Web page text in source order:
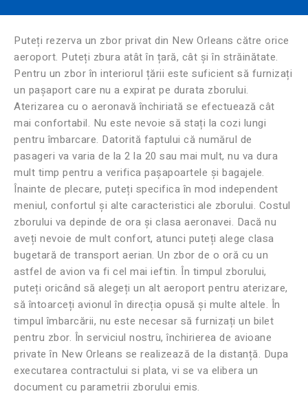
Puteți rezerva un zbor privat din New Orleans către orice
aeroport. Puteți zbura atât în ​​țară, cât și în străinătate.
Pentru un zbor în interiorul țării este suficient să furnizați
un pașaport care nu a expirat pe durata zborului.
Aterizarea cu o aeronavă închiriată se efectuează cât
mai confortabil. Nu este nevoie să stați la cozi lungi
pentru îmbarcare. Datorită faptului că numărul de
pasageri va varia de la 2 la 20 sau mai mult, nu va dura
mult timp pentru a verifica pașapoartele și bagajele.
Înainte de plecare, puteți specifica în mod independent
meniul, confortul și alte caracteristici ale zborului. Costul
zborului va depinde de ora și clasa aeronavei. Dacă nu
aveți nevoie de mult confort, atunci puteți alege clasa
bugetară de transport aerian. Un zbor de o oră cu un
astfel de avion va fi cel mai ieftin. În timpul zborului,
puteți oricând să alegeți un alt aeroport pentru aterizare,
să întoarceți avionul în direcția opusă și multe altele. În
timpul îmbarcării, nu este necesar să furnizați un bilet
pentru zbor. În serviciul nostru, închirierea de avioane
private în New Orleans se realizează de la distanță. Dupa
executarea contractului si plata, vi se va elibera un
document cu parametrii zborului emis.